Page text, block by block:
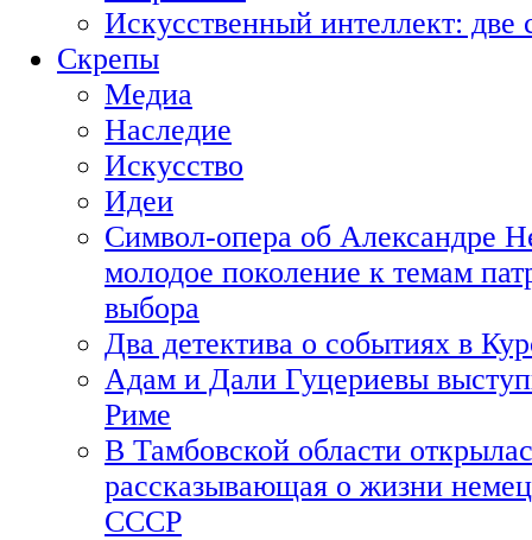
Искусственный интеллект:
Скрепы
Медиа
Наследие
Искусство
Идеи
Символ-опера об Александре
молодое поколение к темам
выбора
Два детектива о событиях в
Адам и Дали Гуцериевы
Риме
В Тамбовской области
рассказывающая о жизни
СССР